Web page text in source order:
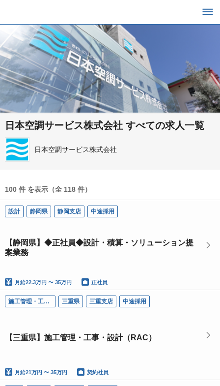
日本空調サービス株式会社 すべての求人一覧
日本空調サービス株式会社
100 件 を表示（全 118 件）
設計 静岡県 静岡支店 中途採用
【静岡県】◆正社員◆設計・積算・ソリューション提
案業務
月給22.3万円 〜 35万円 正社員
施工管理・工事・設計（ＲＡＣ） 三重県 三重支店 中途採用
【三重県】施工管理・工事・設計（RAC）
月給21万円 〜 35万円 契約社員